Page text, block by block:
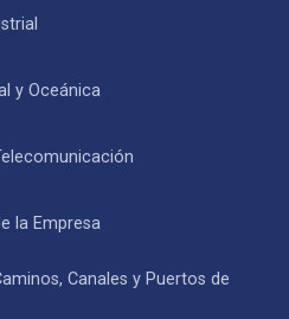
y Oceánica
la Empresa
Canales y Puertos de